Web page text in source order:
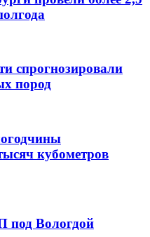
спрогнозировали
пород
кубометров
под Вологдой